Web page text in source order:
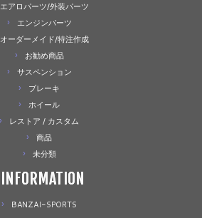
エアロパーツ/外装パーツ
エンジンパーツ
オーダーメイド/特注作成
お勧め商品
サスペンション
ブレーキ
ホイール
レストア / カスタム
商品
未分類
INFORMATION
BANZAI-SPORTS